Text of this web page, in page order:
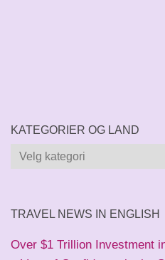
KATEGORIER OG LAND
Kategorier
TRAVEL NEWS IN ENGLISH
Over $1 Trillion Investment